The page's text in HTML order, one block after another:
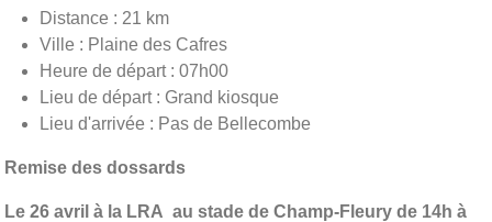
Distance : 21 km
Ville : Plaine des Cafres
Heure de départ : 07h00
Lieu de départ : Grand kiosque
Lieu d'arrivée : Pas de Bellecombe
Remise des dossards
Le 26 avril à la LRA au stade de Champ-Fleury de 14h à